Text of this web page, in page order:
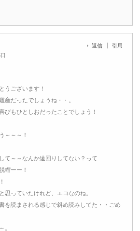
返信 引用
うございます！
産だったでしょうね・・。
びもひとしおだったことでしょう！
～～～！
て～～なんか遠回りしてない？って
帽ーー！
思っていたけれど、エコなのね。
を読まされる感じで斜め読みしてた・・ごめ
。